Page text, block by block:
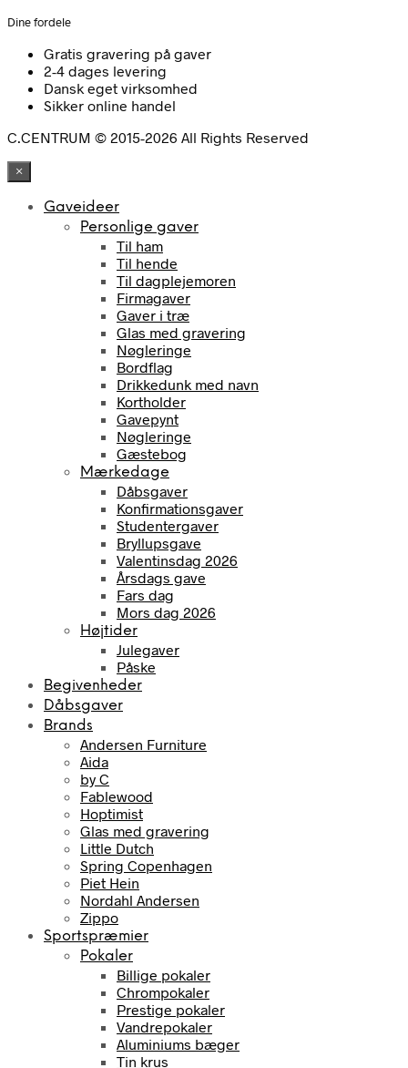
Dine fordele
Gratis gravering på gaver
2-4 dages levering
Dansk eget virksomhed
Sikker online handel
C.CENTRUM © 2015-2026 All Rights Reserved
×
Gaveideer
Personlige gaver
Til ham
Til hende
Til dagplejemoren
Firmagaver
Gaver i træ
Glas med gravering
Nøgleringe
Bordflag
Drikkedunk med navn
Kortholder
Gavepynt
Nøgleringe
Gæstebog
Mærkedage
Dåbsgaver
Konfirmationsgaver
Studentergaver
Bryllupsgave
Valentinsdag 2026
Årsdags gave
Fars dag
Mors dag 2026
Højtider
Julegaver
Påske
Begivenheder
Dåbsgaver
Brands
Andersen Furniture
Aida
by C
Fablewood
Hoptimist
Glas med gravering
Little Dutch
Spring Copenhagen
Piet Hein
Nordahl Andersen
Zippo
Sportspræmier
Pokaler
Billige pokaler
Chrompokaler
Prestige pokaler
Vandrepokaler
Aluminiums bæger
Tin krus